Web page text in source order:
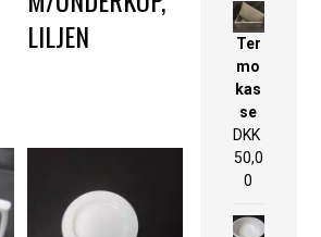
LILJEN
Ter
mo
kas
se
DKK
50,0
0